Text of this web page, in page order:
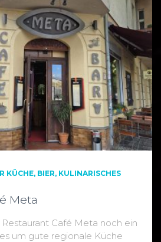
KÜCHE BIER KULINARISCHES
Meta
Café Meta noch ein
um gute regionale Küche